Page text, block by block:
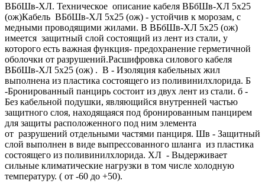
ВБбШв-ХЛ. Техническое описание кабеля ВБбШв-ХЛ 5х25
(ож)Кабель ВБбШв-ХЛ 5х25 (ож) - устойчив к морозам, с
медными проводящими жилами. В ВБбШв-ХЛ 5х25 (ож)
имеется защитный слой состоящий из лент из стали, у
которого есть важная функция- предохранение герметичной
оболочки от разрушений.Расшифровка силового кабеля
ВБбШв-ХЛ 5х25 (ож) . В - Изоляция кабельных жил
выполнена из пластика состоящего из поливинилхлорида. Б
-Бронированный панцирь состоит из двух лент из стали. б -
Без кабельной подушки, являющийся внутренней частью
защитного слоя, находящаяся под бронированным панцирем
для защиты расположенного под ним элемента
от разрушений отдельными частями панциря. Шв - Защитный
слой выполнен в виде выпрессованного шланга из пластика
состоящего из поливинилхлорида. ХЛ - Выдерживает
сильные климатические нагрузки в том числе холодную
температуру. ( от -60 до +50).